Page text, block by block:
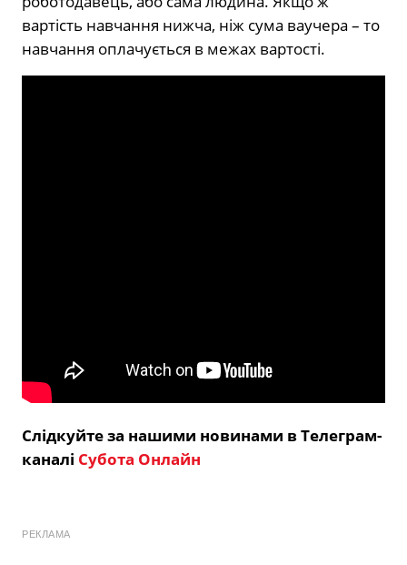
вартість навчання нижча, ніж сума ваучера – то
навчання оплачується в межах вартості.
Слідкуйте за нашими новинами в Телеграм-
каналі Субота Онлайн
РЕКЛАМА